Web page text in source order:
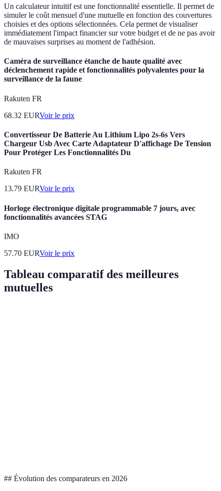
Un calculateur intuitif est une fonctionnalité essentielle. Il permet de
simuler le coût mensuel d'une mutuelle en fonction des couvertures
choisies et des options sélectionnées. Cela permet de visualiser
immédiatement l'impact financier sur votre budget et de ne pas avoir
de mauvaises surprises au moment de l'adhésion.
Caméra de surveillance étanche de haute qualité avec
déclenchement rapide et fonctionnalités polyvalentes pour la
surveillance de la faune
Rakuten FR
68.32 EURVoir le prix
Convertisseur De Batterie Au Lithium Lipo 2s-6s Vers
Chargeur Usb Avec Carte Adaptateur D'affichage De Tension
Pour Protéger Les Fonctionnalités Du
Rakuten FR
13.79 EURVoir le prix
Horloge électronique digitale programmable 7 jours, avec
fonctionnalités avancées STAG
IMO
57.70 EURVoir le prix
Tableau comparatif des meilleures
mutuelles
## Évolution des comparateurs en 2026